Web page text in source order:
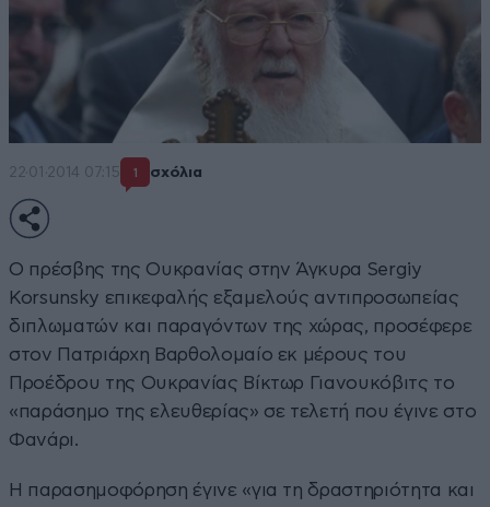
22·01·2014 07:15 1 σχόλια
O πρέσβης της Ουκρανίας στην Άγκυρα Sergiy
Korsunsky επικεφαλής εξαμελούς αντιπροσωπείας
διπλωματών και παραγόντων της χώρας, προσέφερε
στον Πατριάρχη Βαρθολομαίο εκ μέρους του
Προέδρου της Ουκρανίας Βίκτωρ Γιανουκόβιτς το
«παράσημο της ελευθερίας» σε τελετή που έγινε στο
Φανάρι.
Η παρασημοφόρηση έγινε «για τη δραστηριότητα και